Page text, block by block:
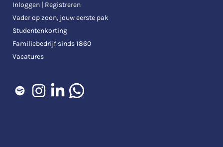
Inloggen | Registreren
Vader op zoon, jouw eerste pak
Studentenkorting
Familiebedrijf sinds 1860
Vacatures